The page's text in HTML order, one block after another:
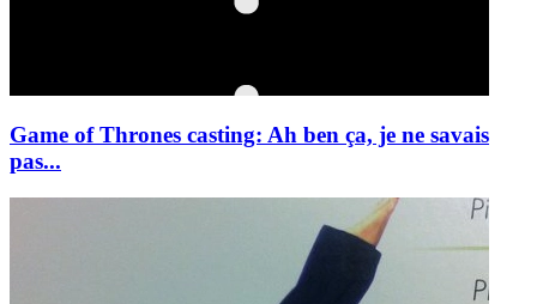
Game of Thrones casting: Ah ben ça, je ne savais
pas...